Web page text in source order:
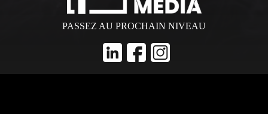
PASSEZ AU PROCHAIN NIVEAU